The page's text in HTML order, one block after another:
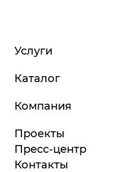
Услуги
Каталог
Компания
Проекты
Пресс-центр
Контакты